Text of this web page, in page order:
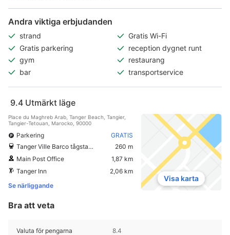
Andra viktiga erbjudanden
strand
Gratis Wi-Fi
Gratis parkering
reception dygnet runt
gym
restaurang
bar
transportservice
9.4 Utmärkt läge
Place du Maghreb Arab, Tanger Beach, Tangier,
Tangier-Tetouan, Marocko, 90000
Parkering
GRATIS
Tanger Ville Barco tågstation
260 m
Main Post Office
1,87 km
Tanger Inn
2,06 km
Se närliggande
Visa karta
Bra att veta
Valuta för pengarna 8.4